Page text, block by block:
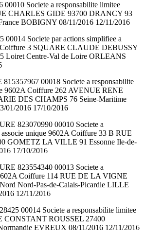
Societe a responsabilite limitee
CHARLES GIDE 93700 DRANCY 93
BOBIGNY 08/11/2016 12/11/2016
Societe par actions simplifiee a
Coiffure 3 SQUARE CLAUDE DEBUSSY
Loiret Centre-Val de Loire ORLEANS
00018 Societe a responsabilite
9602A Coiffure 262 AVENUE RENE
DES CHAMPS 76 Seine-Maritime
01/2016 17/10/2016
823070990 00010 Societe a
associe unique 9602A Coiffure 33 B RUE
GOMETZ LA VILLE 91 Essonne Ile-de-
17/10/2016
823554340 00013 Societe a
Coiffure 114 RUE DE LA VIGNE
Nord-Pas-de-Calais-Picardie LILLE
12/11/2016
00014 Societe a responsabilite limitee
CONSTANT ROUSSEL 27400
EVREUX 08/11/2016 12/11/2016